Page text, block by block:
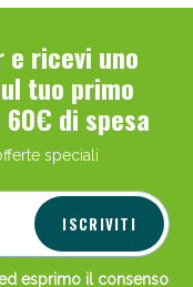
ricevi uno
tuo primo
di spesa
speciali
ISCRIVITI
esprimo il consenso